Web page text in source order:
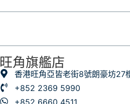
旺角旗艦店
香港旺角亞皆老街8號朗豪坊27
+852 2369 5990